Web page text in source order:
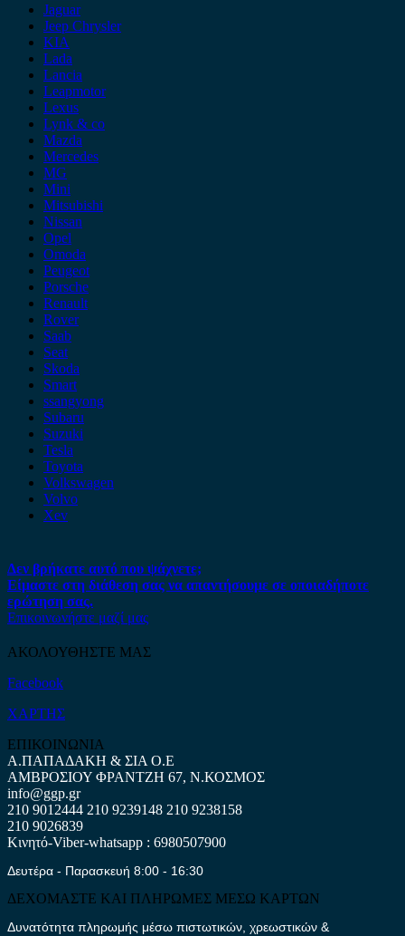
Jaguar
Jeep Chrysler
KIA
Lada
Lancia
Leapmotor
Lexus
Lynk & co
Mazda
Mercedes
MG
Mini
Mitsubishi
Nissan
Opel
Omoda
Peugeot
Porsche
Renault
Rover
Saab
Seat
Skoda
Smart
ssangyong
Subaru
Suzuki
Tesla
Toyota
Volkswagen
Volvo
Xev
Δεν βρήκατε αυτό που ψάχνετε;
Είμαστε στη διάθεση σας να απαντήσουμε σε οποιαδήποτε
ερώτηση σας.
Επικοινωνήστε μαζί μας
ΑΚΟΛΟΥΘΗΣΤΕ ΜΑΣ
Facebook
ΧΑΡΤΗΣ
ΕΠΙΚΟΙΝΩΝΙΑ
Α.ΠΑΠΑΔΑΚΗ & ΣΙΑ Ο.Ε
ΑΜΒΡΟΣΙΟΥ ΦΡΑΝΤΖΗ 67, Ν.ΚΟΣΜΟΣ
info@ggp.gr
210 9012444 210 9239148 210 9238158
210 9026839
Κινητό-Viber-whatsapp : 6980507900
Δευτέρα - Παρασκευή 8:00 - 16:30
ΔΕΧΟΜΑΣΤΕ ΚΑΙ ΠΛΗΡΩΜΕΣ ΜΕΣΩ ΚΑΡΤΩΝ
Δυνατότητα πληρωμής μέσω πιστωτικών, χρεωστικών &